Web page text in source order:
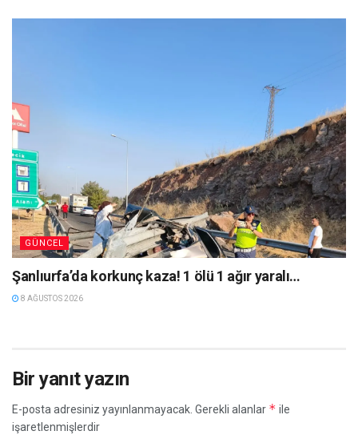
GÜNCEL
Şanlıurfa’da korkunç kaza! 1 ölü 1 ağır yaralı…
8 AĞUSTOS 2026
Bir yanıt yazın
E-posta adresiniz yayınlanmayacak. Gerekli alanlar * ile
işaretlenmişlerdir